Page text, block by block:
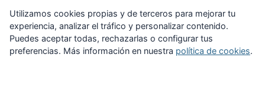
Contacta
Utilizamos cookies propias y de terceros para mejorar tu
experiencia, analizar el tráfico y personalizar contenido.
Puedes aceptar todas, rechazarlas o configurar tus
preferencias. Más información en nuestra política de cookies.